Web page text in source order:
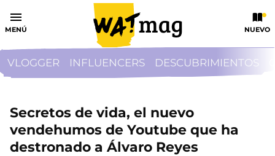
MENÚ NUEVO
VLOGGER INFLUENCERS DESCUBRIMIENTOS
Secretos de vida, el nuevo
vendehumos de Youtube que ha
destronado a Álvaro Reyes